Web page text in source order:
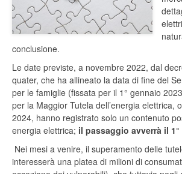
conclusione.
Le date previste, a novembre 2022, dal
quater, che ha allineato la data di fine del
per le famiglie (fissata per il 1° gennaio
per la Maggior Tutela dell’energia elettrica,
2024, hanno registrato solo un contenuto
energia elettrica; il passaggio avverrà il
Nei mesi a venire, il superamento delle
interesserà una platea di milioni di